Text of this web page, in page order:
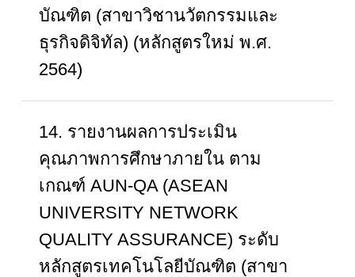
บัณฑิต (สาขาวิชานวัตกรรมและ
ธุรกิจดิจิทัล) (หลักสูตรใหม่ พ.ศ.
2564)
14. รายงานผลการประเมิน
คุณภาพการศึกษาภายใน ตาม
เกณฑ์ AUN-QA (ASEAN
UNIVERSITY NETWORK
QUALITY ASSURANCE) ระดับ
หลักสูตรเทคโนโลยีบัณฑิต (สาขา